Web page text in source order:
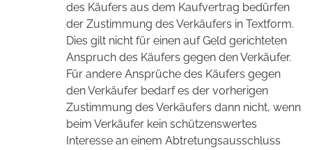
des Käufers aus dem Kaufvertrag bedürfen
der Zustimmung des Verkäufers in Textform.
Dies gilt nicht für einen auf Geld gerichteten
Anspruch des Käufers gegen den Verkäufer.
Für andere Ansprüche des Käufers gegen
den Verkäufer bedarf es der vorherigen
Zustimmung des Verkäufers dann nicht, wenn
beim Verkäufer kein schützenswertes
Interesse an einem Abtretungsausschluss